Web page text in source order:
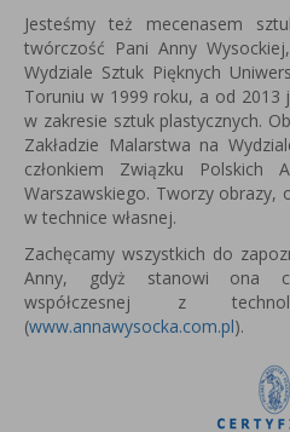
Jesteśmy też mecenasem
twórczość Pani Anny
Wydziale Sztuk Pięknych
Toruniu w 1999 roku, a od 2013
w zakresie sztuk plastycznych.
Zakładzie Malarstwa na
członkiem Związku Polskich
Warszawskiego. Tworzy obrazy,
w technice własnej.
Zachęcamy wszystkich do
Anny, gdyż stanowi ona
współczesnej z
(www.annawysocka.com.pl).